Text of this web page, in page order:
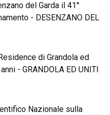
del Garda il 41°
- DESENZANO DEL
di Grandola ed
- GRANDOLA ED UNITI
Nazionale sulla